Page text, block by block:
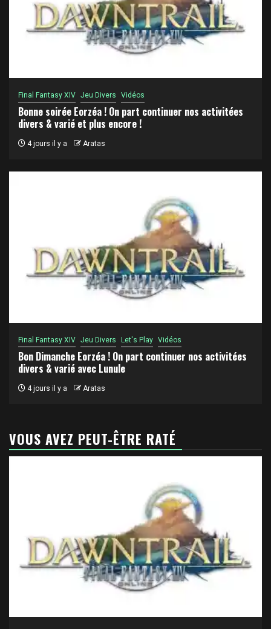
Final Fantasy XIV Jeu Divers Vidéos
Bonne soirée Eorzéa ! On part continuer nos activitées
divers & varié et plus encore !
4 jours il y a Aratas
Final Fantasy XIV Jeu Divers Let's Play Vidéos
Bon Dimanche Eorzéa ! On part continuer nos activitées
divers & varié avec Lunule
4 jours il y a Aratas
VOUS AVEZ PEUT-ÊTRE RATÉ